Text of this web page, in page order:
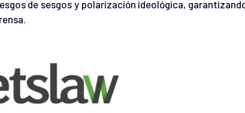
de sesgos y polarización ideológica,